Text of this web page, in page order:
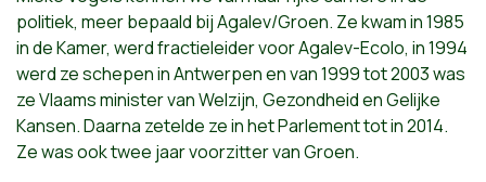
politiek, meer bepaald bij Agalev/Groen. Ze kwam in 1985
in de Kamer, werd fractieleider voor Agalev-Ecolo, in 1994
werd ze schepen in Antwerpen en van 1999 tot 2003 was
ze Vlaams minister van Welzijn, Gezondheid en Gelijke
Kansen. Daarna zetelde ze in het Parlement tot in 2014.
Ze was ook twee jaar voorzitter van Groen.